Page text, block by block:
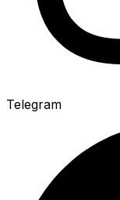
Telegram